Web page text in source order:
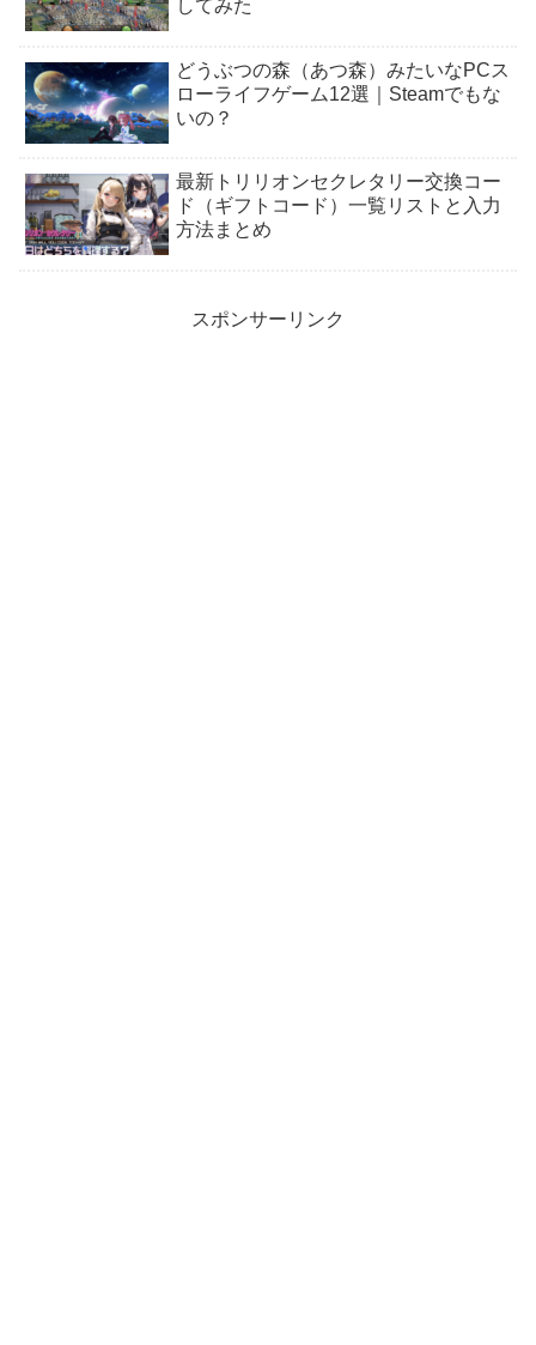
してみた
どうぶつの森（あつ森）みたいなPCス
ローライフゲーム12選｜Steamでもな
いの？
最新トリリオンセクレタリー交換コー
ド（ギフトコード）一覧リストと入力
方法まとめ
スポンサーリンク